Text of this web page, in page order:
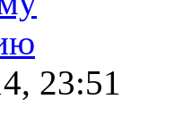
23:51